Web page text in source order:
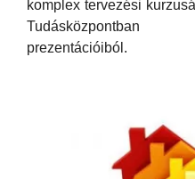
komplex tervezési
Tudásközpontban
prezentációiból.